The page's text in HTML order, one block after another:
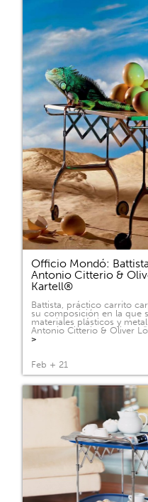
Officio Mondó:
Antonio Citterio &
Kartell®
Battista, práctico carrito
su composición en la que
materiales plásticos y
Antonio Citterio & Oliver
>
Feb + 21